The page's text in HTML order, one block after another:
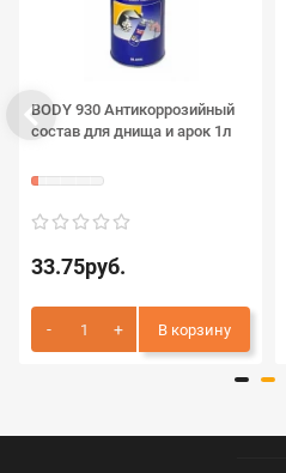
BODY 930 Антикоррозийный
состав для днища и арок 1л
33.75руб.
В корзину